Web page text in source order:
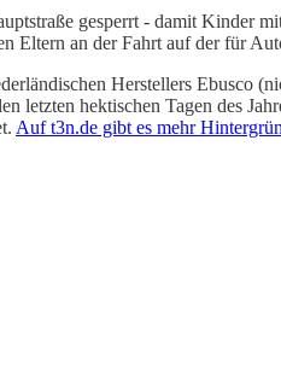
gesperrt - damit Kinder
an der Fahrt auf der für
Herstellers Ebusco
letzten hektischen Tagen des
Auf t3n.de gibt es mehr